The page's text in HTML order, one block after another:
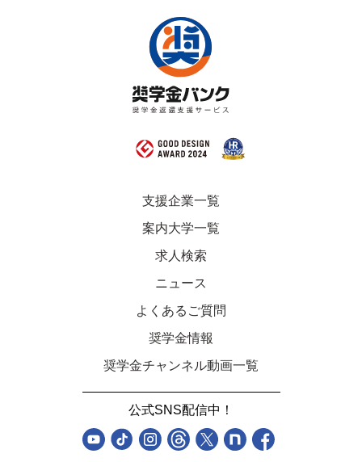
支援企業一覧
案内大学一覧
求人検索
ニュース
よくあるご質問
奨学金情報
奨学金チャンネル動画一覧
公式SNS配信中！